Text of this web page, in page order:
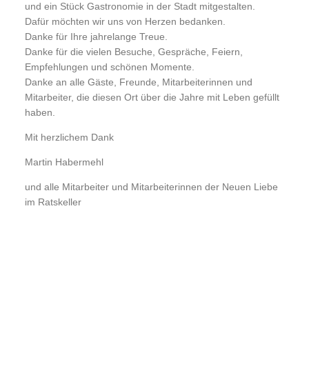
und ein Stück Gastronomie in der Stadt mitgestalten.
Dafür möchten wir uns von Herzen bedanken.
Danke für Ihre jahrelange Treue.
Danke für die vielen Besuche, Gespräche, Feiern,
Empfehlungen und schönen Momente.
Danke an alle Gäste, Freunde, Mitarbeiterinnen und
Mitarbeiter, die diesen Ort über die Jahre mit Leben gefüllt
haben.
Mit herzlichem Dank
Martin Habermehl
und alle Mitarbeiter und Mitarbeiterinnen der Neuen Liebe
im Ratskeller